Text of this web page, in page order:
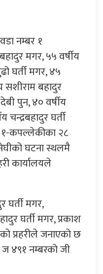
नम्बर १
मगर, ५५ वर्षीय
घर्ती मगर, ४५
सशीराम बहादुर
पुन, ४० वर्षीय
घर्ती
कपल्लेकीका २८
घटना स्थलमै
कार्यालयले
घर्ती मगर,
घर्ती मगर, प्रकाश
प्रहरीले जनाएको छ
ज ४९१ नम्बरको जी